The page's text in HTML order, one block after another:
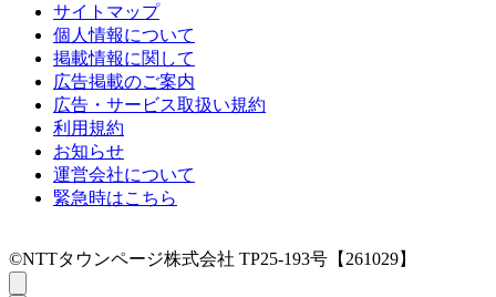
サイトマップ
個人情報について
掲載情報に関して
広告掲載のご案内
広告・サービス取扱い規約
利用規約
お知らせ
運営会社について
緊急時はこちら
©NTTタウンページ株式会社 TP25-193号【261029】